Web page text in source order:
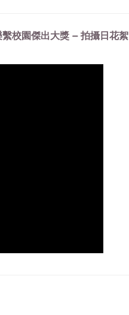
校園傑出大獎 – 拍攝日花絮